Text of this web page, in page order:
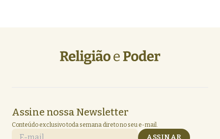
Assine nossa Newsletter
Conteúdo exclusivo toda semana direto no seu e-mail.
ASSINAR